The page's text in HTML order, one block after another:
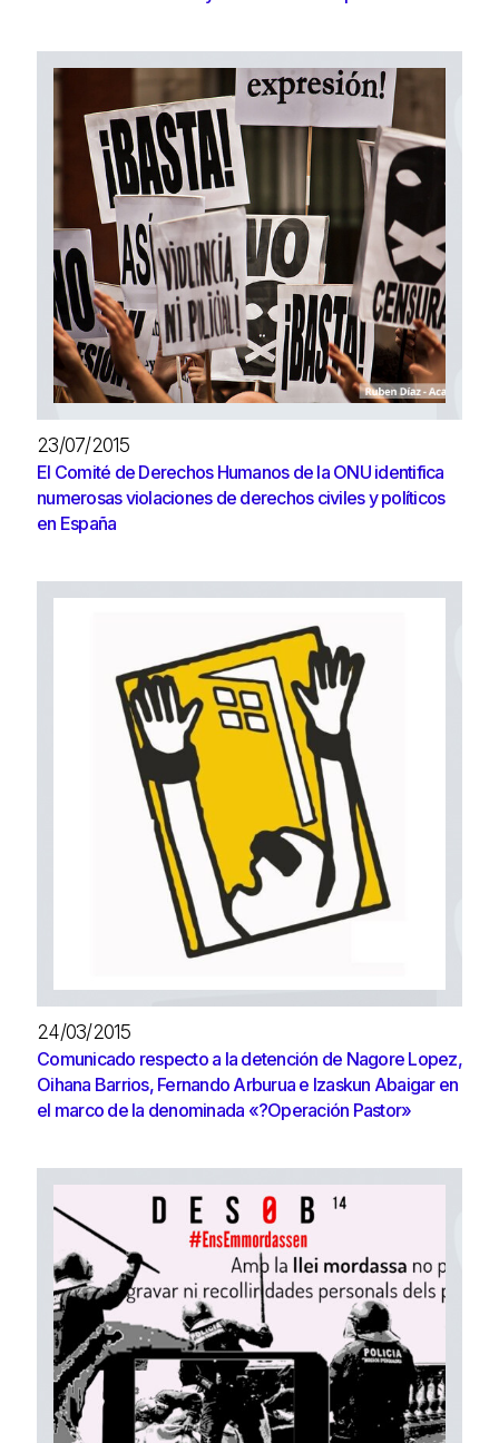
23/07/2015
El Comité de Derechos Humanos de la ONU identifica
numerosas violaciones de derechos civiles y políticos
en España
24/03/2015
Comunicado respecto a la detención de Nagore Lopez,
Oihana Barrios, Fernando Arburua e Izaskun Abaigar en
el marco de la denominada «?Operación Pastor»